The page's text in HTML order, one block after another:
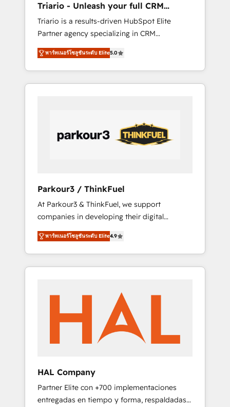
HubSpot “Our experience with the team at
Blue Frog has been nothing short of
extraordinary. Their years of experience and
quality of skilled staff has earned them a
trusted reputation within the HubSpot
ecosystem as a reliable partner capable of
delivering remarkable experiences for our
Triario - Unleash your full CRM
potential
Triario is a results-driven HubSpot Elite
Partner agency specializing in CRM
implementations & migrations, Revenue
Operations, Custom Integrations, Custom AI
agents and AI-ready Website Design With
over 15 years of experience, we help
through smart automation, data hygiene, and
tailored HubSpot solutions. Our clients
choose us because we blend the expertise of
Our Services: HubSpot implementations &
data migration Custom AI agents Revenue
Operations API integrations AI-ready Website
design Let’s turn your CRM into your growth
engine!
พาร์ทเนอร์โซลูชันระดับ Elite5.0
Parkour3 / ThinkFuel
At Parkour3 & ThinkFuel, we support
companies in developing their digital
strategies by leveraging technologies and
automating their marketing and sales
processes to generate growth. Our offer
spans from Strategy to Operations. We
implementation, web design, sales &
marketing automation, and digital marketing.
With extensive experience working with tech
companies and manufacturers since 2002,
we are committed to empowering our clients
implementation and seamless integration of
the CRM platform into your digital
ecosystem. Would you like support in
พาร์ทเนอร์โซลูชันระดับ Elite4.9
HAL Company
Partner Elite con +700 implementaciones
entregadas en tiempo y forma, respaldadas